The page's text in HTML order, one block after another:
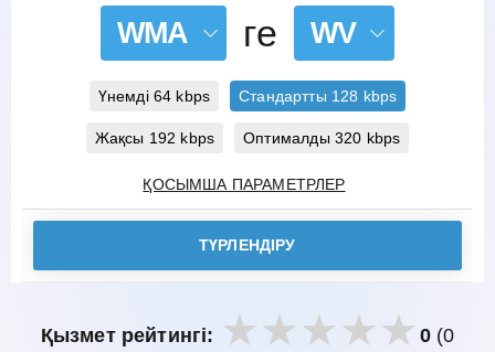
WMA ге WV
Үнемді 64 kbps Стандартты 128 kbps
Жақсы 192 kbps Оптималды 320 kbps
ҚОСЫМША ПАРАМЕТРЛЕР
ТҮРЛЕНДІРУ
Қызмет рейтингі: 0(0